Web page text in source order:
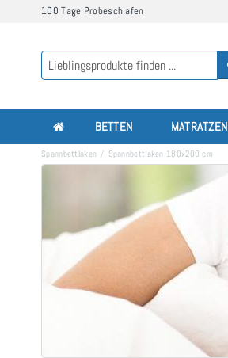
100 Tage Probeschlafen
BETTEN MATRATZEN
Spannbettlaken Spannbettlaken 180x200 cm